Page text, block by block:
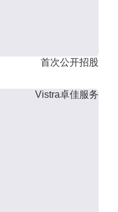
首次公开招股
Vistra卓佳服务